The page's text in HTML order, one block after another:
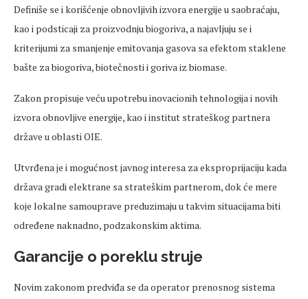
Definiše se i korišćenje obnovljivih izvora energije u saobraćaju,
kao i podsticaji za proizvodnju biogoriva, a najavljuju se i
kriterijumi za smanjenje emitovanja gasova sa efektom staklene
bašte za biogoriva, biotečnosti i goriva iz biomase.
Zakon propisuje veću upotrebu inovacionih tehnologija i novih
izvora obnovljive energije, kao i institut strateškog partnera
države u oblasti OIE.
Utvrđena je i mogućnost javnog interesa za eksproprijaciju kada
država gradi elektrane sa strateškim partnerom, dok će mere
koje lokalne samouprave preduzimaju u takvim situacijama biti
određene naknadno, podzakonskim aktima.
Garancije o poreklu struje
Novim zakonom predviđa se da operator prenosnog sistema